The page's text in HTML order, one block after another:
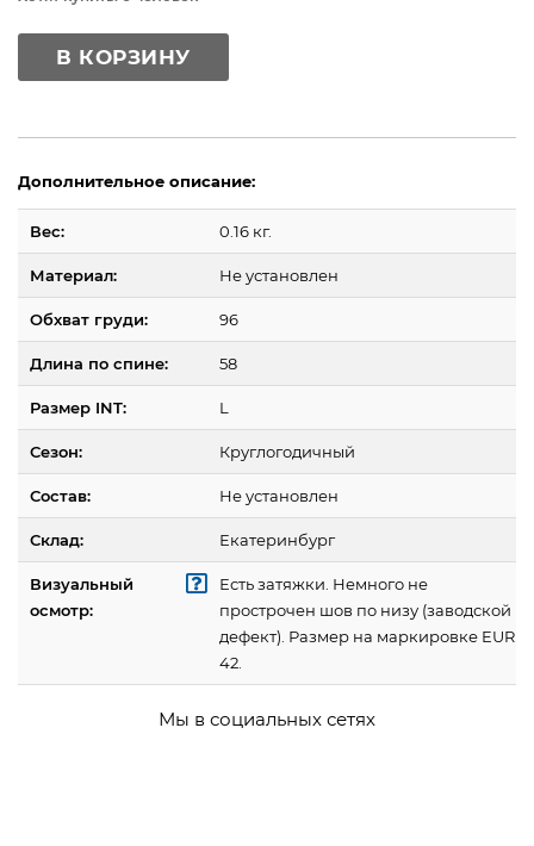
В КОРЗИНУ
Дополнительное описание:
Вес: 0.16 кг.
Материал: Не установлен
Обхват груди: 96
Длина по спине: 58
Размер INT: L
Сезон: Круглогодичный
Состав: Не установлен
Склад: Екатеринбург
Визуальный
осмотр:
Есть затяжки. Немного не
прострочен шов по низу (заводской
дефект). Размер на маркировке EUR
42.
Мы в социальных сетях